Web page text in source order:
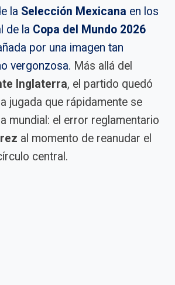
la Selección Mexicana en los
de la Copa del Mundo 2026
por una imagen tan
vergonzosa. Más allá del
Inglaterra, el partido quedó
jugada que rápidamente se
mundial: el error reglamentario
al momento de reanudar el
central.